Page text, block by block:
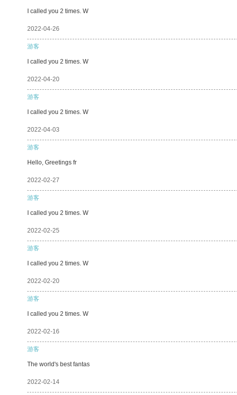
I called you 2 times. W
2022-04-26
游客
I called you 2 times. W
2022-04-20
游客
I called you 2 times. W
2022-04-03
游客
Hello, Greetings fr
2022-02-27
游客
I called you 2 times. W
2022-02-25
游客
I called you 2 times. W
2022-02-20
游客
I called you 2 times. W
2022-02-16
游客
The world's best fantas
2022-02-14